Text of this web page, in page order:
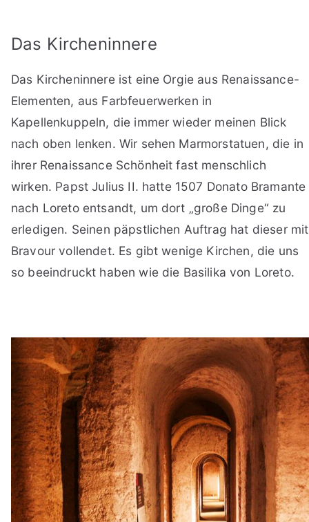
Das Kircheninnere
Das Kircheninnere ist eine Orgie aus Renaissance-
Elementen, aus Farbfeuerwerken in
Kapellenkuppeln, die immer wieder meinen Blick
nach oben lenken. Wir sehen Marmorstatuen, die in
ihrer Renaissance Schönheit fast menschlich
wirken. Papst Julius II. hatte 1507 Donato Bramante
nach Loreto entsandt, um dort „große Dinge“ zu
erledigen. Seinen päpstlichen Auftrag hat dieser mit
Bravour vollendet. Es gibt wenige Kirchen, die uns
so beeindruckt haben wie die Basilika von Loreto.